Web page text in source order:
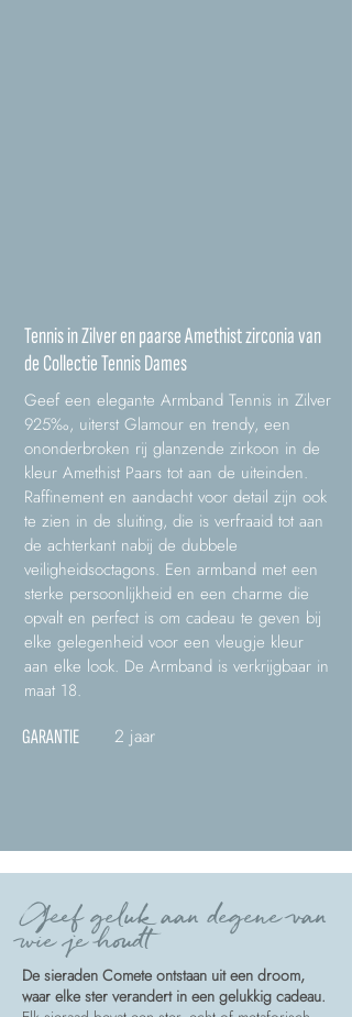
Tennis in Zilver en paarse Amethist zirconia van
de Collectie Tennis Dames
Geef een elegante Armband Tennis in Zilver
925‰, uiterst Glamour en trendy, een
ononderbroken rij glanzende zirkoon in de
kleur Amethist Paars tot aan de uiteinden.
Raffinement en aandacht voor detail zijn ook
te zien in de sluiting, die is verfraaid tot aan
de achterkant nabij de dubbele
veiligheidsoctagons. Een armband met een
sterke persoonlijkheid en een charme die
opvalt en perfect is om cadeau te geven bij
elke gelegenheid voor een vleugje kleur
aan elke look. De Armband is verkrijgbaar in
maat 18.
GARANTIE 2 jaar
Geef geluk aan degene van
wie je houdt
De sieraden Comete ontstaan uit een droom,
waar elke ster verandert in een gelukkig cadeau.